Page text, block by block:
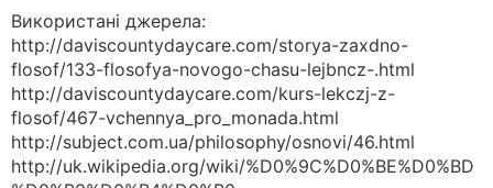
Використані джерела:
http://daviscountydaycare.com/storya-zaxdno-
flosof/133-flosofya-novogo-chasu-lejbncz-.html
http://daviscountydaycare.com/kurs-lekczj-z-
flosof/467-vchennya_pro_monada.html
http://subject.com.ua/philosophy/osnovi/46.html
http://uk.wikipedia.org/wiki/%D0%9C%D0%BE%D0%BD